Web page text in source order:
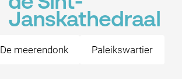
Janskathedraal
De meerendonk Paleikswartier